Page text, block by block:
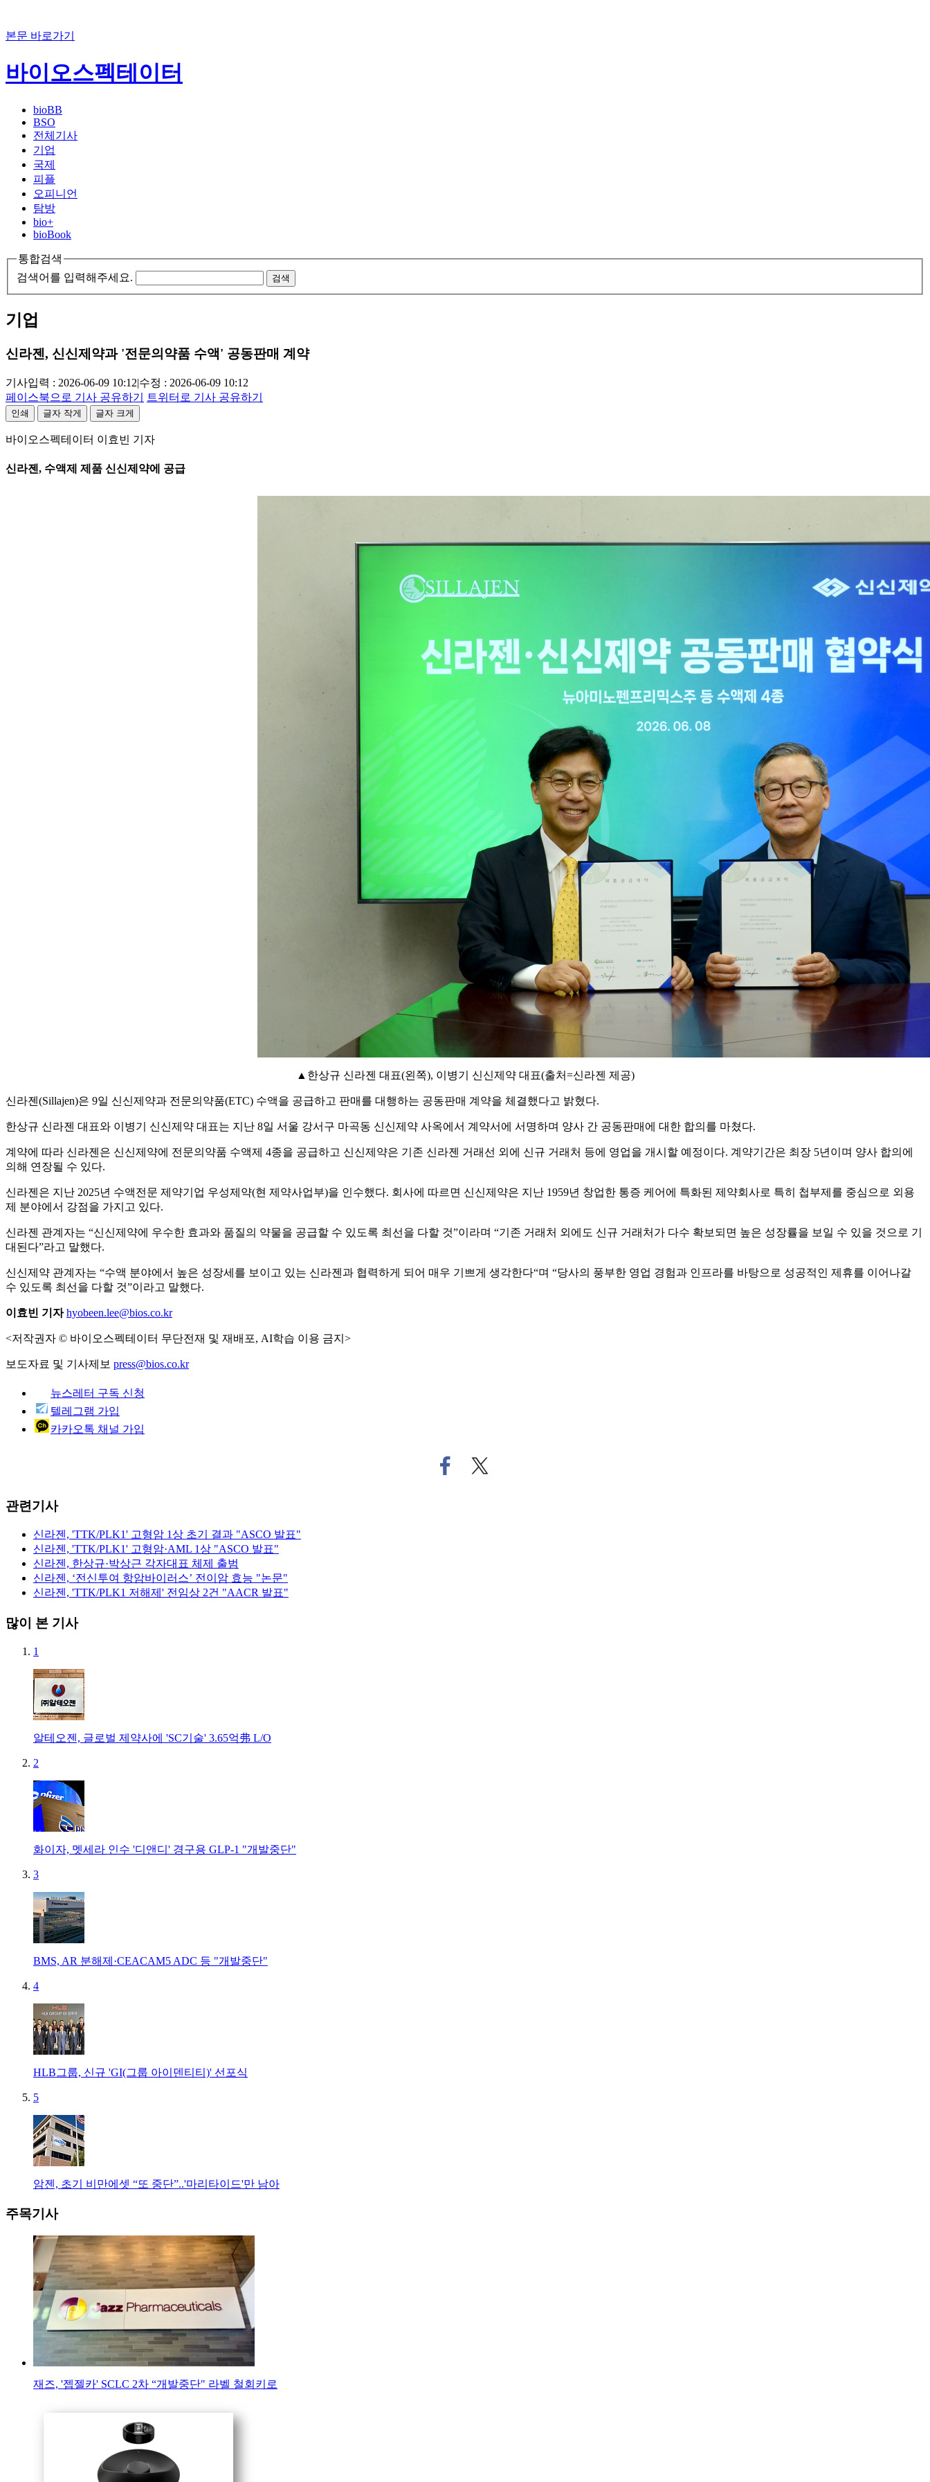
본문 바로가기
바이오스펙테이터
bioBB
BSO
전체기사
기업
국제
피플
오피니언
탐방
bio+
bioBook
통합검색
검색어를 입력해주세요.
검색
기업
신라젠, 신신제약과 '전문의약품 수액' 공동판매 계약
기사입력 : 2026-06-09 10:12|수정 : 2026-06-09 10:12
페이스북으로 기사 공유하기
트위터로 기사 공유하기
인쇄 글자 작게 글자 크게
바이오스펙테이터 이효빈 기자
신라젠, 수액제 제품 신신제약에 공급
▲한상규 신라젠 대표(왼쪽), 이병기 신신제약 대표(출처=신라젠 제공)
신라젠(Sillajen)은 9일 신신제약과 전문의약품(ETC) 수액을 공급하고 판매를 대행하는 공동판매 계약을 체결했다고 밝혔다.
한상규 신라젠 대표와 이병기 신신제약 대표는 지난 8일 서울 강서구 마곡동 신신제약 사옥에서 계약서에 서명하며 양사 간 공동판매에 대한 합의를 마쳤다.
계약에 따라 신라젠은 신신제약에 전문의약품 수액제 4종을 공급하고 신신제약은 기존 신라젠 거래선 외에 신규 거래처 등에 영업을 개시할 예정이다. 계약기간은 최장 5년이며 양사 합의에
의해 연장될 수 있다.
신라젠은 지난 2025년 수액전문 제약기업 우성제약(현 제약사업부)을 인수했다. 회사에 따르면 신신제약은 지난 1959년 창업한 통증 케어에 특화된 제약회사로 특히 첩부제를 중심으로 외용
제 분야에서 강점을 가지고 있다.
신라젠 관계자는 “신신제약에 우수한 효과와 품질의 약물을 공급할 수 있도록 최선을 다할 것”이라며 “기존 거래처 외에도 신규 거래처가 다수 확보되면 높은 성장률을 보일 수 있을 것으로 기
대된다”라고 말했다.
신신제약 관계자는 “수액 분야에서 높은 성장세를 보이고 있는 신라젠과 협력하게 되어 매우 기쁘게 생각한다“며 “당사의 풍부한 영업 경험과 인프라를 바탕으로 성공적인 제휴를 이어나갈
수 있도록 최선을 다할 것”이라고 말했다.
이효빈 기자 hyobeen.lee@bios.co.kr
<저작권자 © 바이오스펙테이터 무단전재 및 재배포, AI학습 이용 금지>
보도자료 및 기사제보 press@bios.co.kr
뉴스레터 구독 신청
텔레그램 가입
카카오톡 채널 가입
페
이
트
위
관련기사
신라젠, 'TTK/PLK1' 고형암 1상 초기 결과 "ASCO 발표"
신라젠, 'TTK/PLK1' 고형암·AML 1상 "ASCO 발표"
신라젠, 한상규·박상근 각자대표 체제 출범
신라젠, ‘전신투여 항암바이러스’ 전이암 효능 "논문"
신라젠, 'TTK/PLK1 저해제' 전임상 2건 "AACR 발표"
많이 본 기사
1
알테오젠, 글로벌 제약사에 'SC기술' 3.65억弗 L/O
2
화이자, 멧세라 인수 '디앤디' 경구용 GLP-1 "개발중단"
3
BMS, AR 분해제·CEACAM5 ADC 등 "개발중단"
4
HLB그룹, 신규 'GI(그룹 아이덴티티)' 선포식
5
암젠, 초기 비만에셋 “또 중단”..'마리타이드'만 남아
주목기사
재즈, '젭젤카' SCLC 2차 “개발중단" 라벨 철회키로